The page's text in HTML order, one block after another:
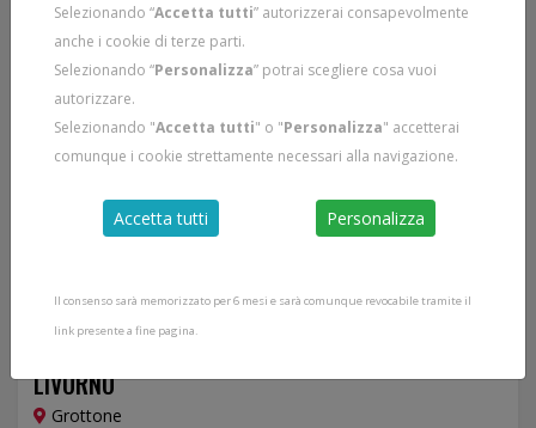
LIVORNO
Grottone
Selezionando “Accetta tutti” autorizzerai consapevolmente
anche i cookie di terze parti.
Selezionando “Personalizza” potrai scegliere cosa vuoi
autorizzare.
Selezionando "Accetta tutti" o "Personalizza" accetterai
comunque i cookie strettamente necessari alla navigazione.
Accetta tutti Personalizza
Il consenso sarà memorizzato per 6 mesi e sarà comunque revocabile tramite il
link presente a fine pagina.